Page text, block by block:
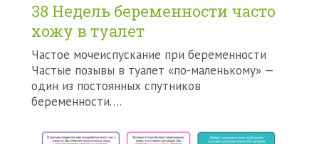
38 Недель беременности часто
хожу в туалет
Частое мочеиспускание при беременности
Частые позывы в туалет «по-маленькому» —
один из постоянных спутников
беременности….